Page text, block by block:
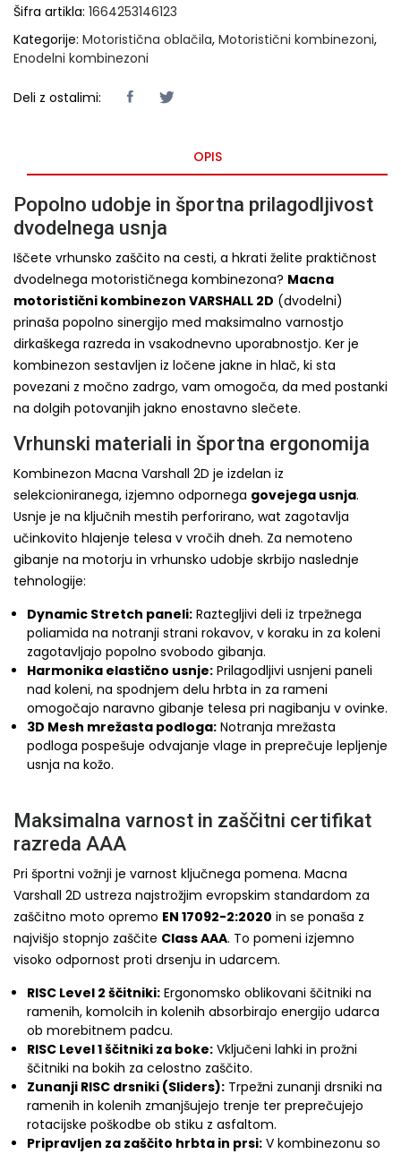
Šifra artikla: 1664253146123
Kategorije: Motoristična oblačila, Motoristični kombinezoni,
Enodelni kombinezoni
Deli z ostalimi:
OPIS
Popolno udobje in športna prilagodljivost
dvodelnega usnja
Iščete vrhunsko zaščito na cesti, a hkrati želite praktičnost
dvodelnega motorističnega kombinezona? Macna
motoristični kombinezon VARSHALL 2D (dvodelni)
prinaša popolno sinergijo med maksimalno varnostjo
dirkaškega razreda in vsakodnevno uporabnostjo. Ker je
kombinezon sestavljen iz ločene jakne in hlač, ki sta
povezani z močno zadrgo, vam omogoča, da med postanki
na dolgih potovanjih jakno enostavno slečete.
Vrhunski materiali in športna ergonomija
Kombinezon Macna Varshall 2D je izdelan iz
selekcioniranega, izjemno odpornega govejega usnja.
Usnje je na ključnih mestih perforirano, wat zagotavlja
učinkovito hlajenje telesa v vročih dneh. Za nemoteno
gibanje na motorju in vrhunsko udobje skrbijo naslednje
tehnologije:
Dynamic Stretch paneli: Raztegljivi deli iz trpežnega
poliamida na notranji strani rokavov, v koraku in za koleni
zagotavljajo popolno svobodo gibanja.
Harmonika elastično usnje: Prilagodljivi usnjeni paneli
nad koleni, na spodnjem delu hrbta in za rameni
omogočajo naravno gibanje telesa pri nagibanju v ovinke.
3D Mesh mrežasta podloga: Notranja mrežasta
podloga pospešuje odvajanje vlage in preprečuje lepljenje
usnja na kožo.
Maksimalna varnost in zaščitni certifikat
razreda AAA
Pri športni vožnji je varnost ključnega pomena. Macna
Varshall 2D ustreza najstrožjim evropskim standardom za
zaščitno moto opremo EN 17092-2:2020 in se ponaša z
najvišjo stopnjo zaščite Class AAA. To pomeni izjemno
visoko odpornost proti drsenju in udarcem.
RISC Level 2 ščitniki: Ergonomsko oblikovani ščitniki na
ramenih, komolcih in kolenih absorbirajo energijo udarca
ob morebitnem padcu.
RISC Level 1 ščitniki za boke: Vključeni lahki in prožni
ščitniki na bokih za celostno zaščito.
Zunanji RISC drsniki (Sliders): Trpežni zunanji drsniki na
ramenih in kolenih zmanjšujejo trenje ter preprečujejo
rotacijske poškodbe ob stiku z asfaltom.
Pripravljen za zaščito hrbta in prsi: V kombinezonu so